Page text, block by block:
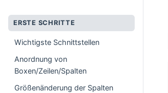
ERSTE SCHRITTE
Wichtigste Schnittstellen
Anordnung von
Boxen/Zeilen/Spalten
Größenänderung der Spalten